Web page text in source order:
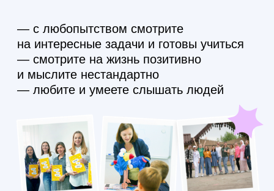
Мы предлагаем
— полную занятость и абсолютно
прозрачное оформление по ТК РФ
премии. Они зависят от количества
часов
— методическое сопровождение.
Методисты помогают выстроить
учебный процесс и проводят
бесплатные языковые семинары
каждую неделю